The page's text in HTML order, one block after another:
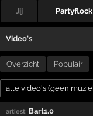
Jij Partyflock
Video's
Overzicht Populair
artiest: Bart1.0